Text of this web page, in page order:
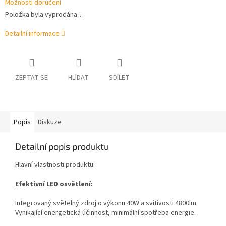
Možnosti doručení
Položka byla vyprodána…
Detailní informace
ZEPTAT SE HLÍDAT SDÍLET
Popis Diskuze
Detailní popis produktu
Hlavní vlastnosti produktu:
Efektivní LED osvětlení:
Integrovaný světelný zdroj o výkonu 40W a svítivosti 4800lm.
Vynikající energetická účinnost, minimální spotřeba energie.